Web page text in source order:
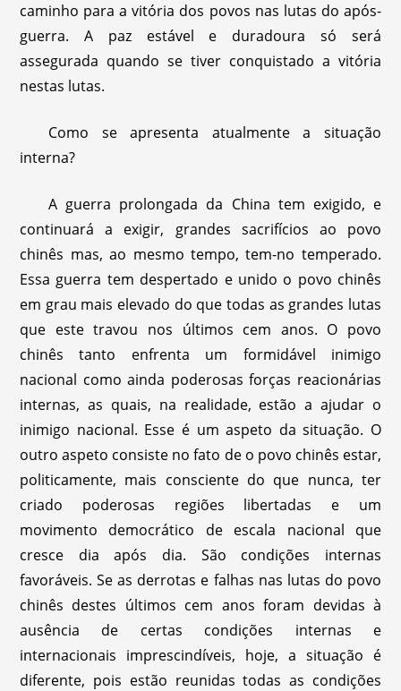
caminho para a vitória dos povos nas lutas do após-
guerra. A paz estável e duradoura só será
assegurada quando se tiver conquistado a vitória
nestas lutas.
Como se apresenta atualmente a situação
interna?
A guerra prolongada da China tem exigido, e
continuará a exigir, grandes sacrifícios ao povo
chinês mas, ao mesmo tempo, tem-no temperado.
Essa guerra tem despertado e unido o povo chinês
em grau mais elevado do que todas as grandes lutas
que este travou nos últimos cem anos. O povo
chinês tanto enfrenta um formidável inimigo
nacional como ainda poderosas forças reacionárias
internas, as quais, na realidade, estão a ajudar o
inimigo nacional. Esse é um aspeto da situação. O
outro aspeto consiste no fato de o povo chinês estar,
politicamente, mais consciente do que nunca, ter
criado poderosas regiões libertadas e um
movimento democrático de escala nacional que
cresce dia após dia. São condições internas
favoráveis. Se as derrotas e falhas nas lutas do povo
chinês destes últimos cem anos foram devidas à
ausência de certas condições internas e
internacionais imprescindíveis, hoje, a situação é
diferente, pois estão reunidas todas as condições